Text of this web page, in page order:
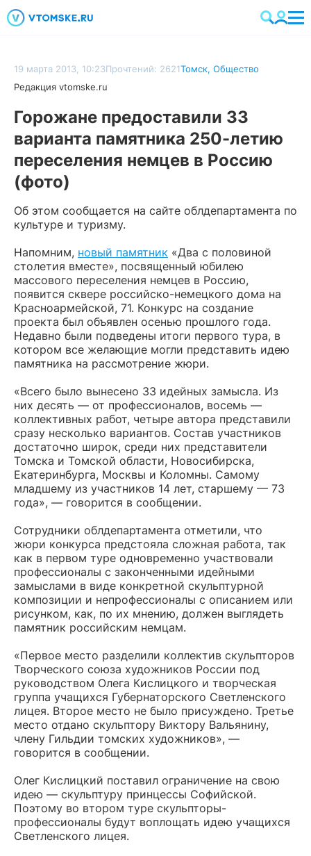
19 марта 2013, 10:23Прочтений: 2621Томск, Общество
Редакция vtomske.ru
Горожане предоставили 33
варианта памятника 250-летию
переселения немцев в Россию
(фото)
Об этом сообщается на сайте облдепартамента по
культуре и туризму.
Напомним, новый памятник «Два с половиной
столетия вместе», посвященный юбилею
массового переселения немцев в Россию,
появится сквере российско-немецкого дома на
Красноармейской, 71. Конкурс на создание
проекта был объявлен осенью прошлого года.
Недавно были подведены итоги первого тура, в
котором все желающие могли представить идею
памятника на рассмотрение жюри.
«Всего было вынесено 33 идейных замысла. Из
них десять — от профессионалов, восемь —
коллективных работ, четыре автора представили
сразу несколько вариантов. Состав участников
достаточно широк, среди них представители
Томска и Томской области, Новосибирска,
Екатеринбурга, Москвы и Коломны. Самому
младшему из участников 14 лет, старшему — 73
года», — говорится в сообщении.
Сотрудники облдепартамента отметили, что
жюри конкурса предстояла сложная работа, так
как в первом туре одновременно участвовали
профессионалы с законченными идейными
замыслами в виде конкретной скульптурной
композиции и непрофессионалы с описанием или
рисунком, как, по их мнению, должен выглядеть
памятник российским немцам.
«Первое место разделили коллектив скульпторов
Творческого союза художников России под
руководством Олега Кислицкого и творческая
группа учащихся Губернаторского Светленского
лицея. Второе место не было присуждено. Третье
место отдано скульптору Виктору Вальянину,
члену Гильдии томских художников», —
говорится в сообщении.
Олег Кислицкий поставил ограничение на свою
идею — скульптуру принцессы Софийской.
Поэтому во втором туре скульпторы-
профессионалы будут воплощать идею учащихся
Светленского лицея.